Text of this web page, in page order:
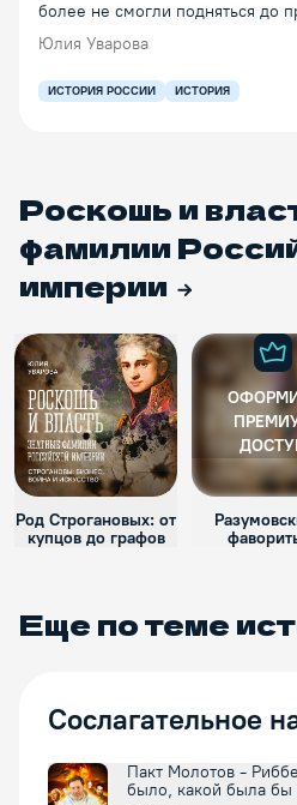
более не смогли подняться до
Юлия Уварова
ИСТОРИЯ РОССИИ ИСТОРИЯ
Роскошь и
фамилии
империи
Род Строгановых: от
купцов до графов
Еще по теме
Сослагательное
Пакт Молотов -
было, какой была бы